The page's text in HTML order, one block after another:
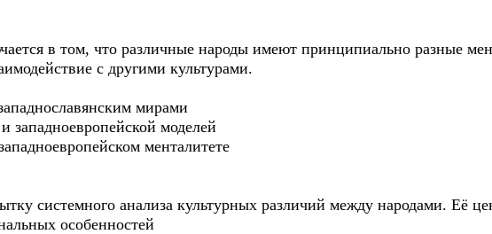
в том, что различные народы имеют принципиально разные
с другими культурами.
мирами
моделей
менталитете
системного анализа культурных различий между народами. Её
особенностей